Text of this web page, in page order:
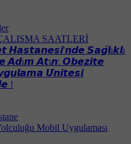
SAATLERİ
𝙃𝙖𝙨𝙩𝙖𝙣𝙚𝙨𝙞'𝙣𝙙𝙚 𝙎𝙖𝙜̆𝙡ı𝙠𝙡ı
𝘼𝙙ı𝙢 𝘼𝙩ı𝙣: 𝙊𝙗𝙚𝙯𝙞𝙩𝙚
𝙐̈𝙣𝙞𝙩𝙚𝙨𝙞
!
Mobil Uygulaması